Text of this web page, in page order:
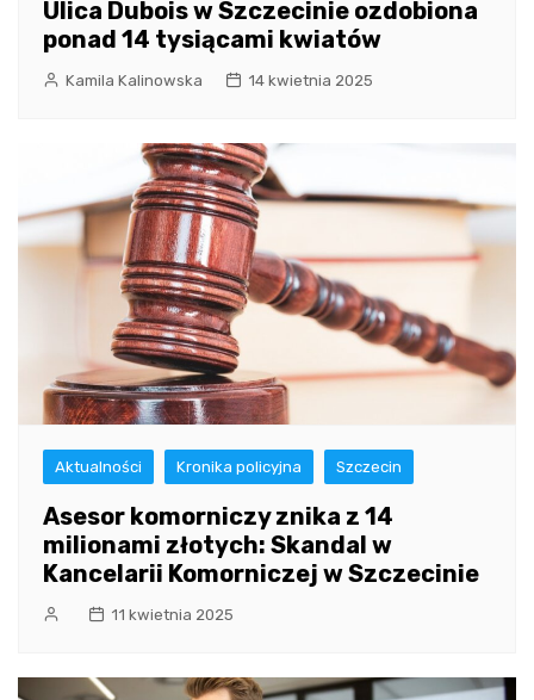
Ulica Dubois w Szczecinie ozdobiona
ponad 14 tysiącami kwiatów
Kamila Kalinowska 14 kwietnia 2025
Aktualności Kronika policyjna Szczecin
Asesor komorniczy znika z 14
milionami złotych: Skandal w
Kancelarii Komorniczej w Szczecinie
11 kwietnia 2025